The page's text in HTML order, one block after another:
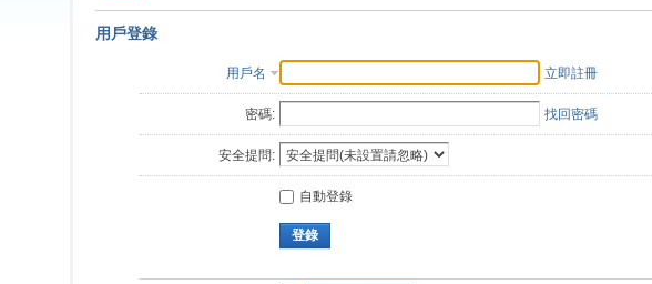
用戶登錄
用戶名 立即註冊
密碼: 找回密碼
安全提問:
自動登錄
登錄